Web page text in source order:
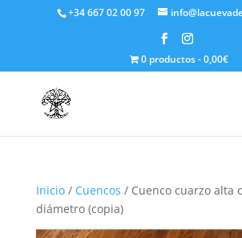
+34 667 02 00 97
0 productos 0,00€
Inicio/ Cuencos / Cuenco cuarzo alta
diámetro (copia)